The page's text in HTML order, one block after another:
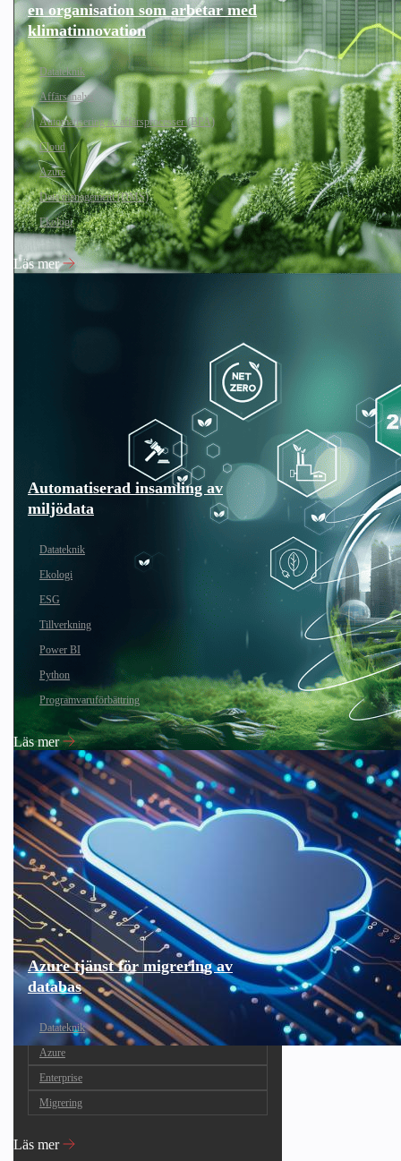
en organisation som arbetar med
klimatinnovation
Datateknik
Affärsanalys
Automatisering av affärsprocesser (BPA)
Cloud
Azure
Data management (DMS)
Ekologi
Läs mer
Automatiserad insamling av
miljödata
Datateknik
Ekologi
ESG
Tillverkning
Power BI
Python
Programvaruförbättring
Läs mer
Azure tjänst för migrering av
databas
Datateknik
Azure
Enterprise
Migrering
Läs mer